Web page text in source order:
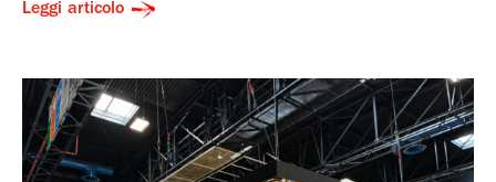
Leggi articolo